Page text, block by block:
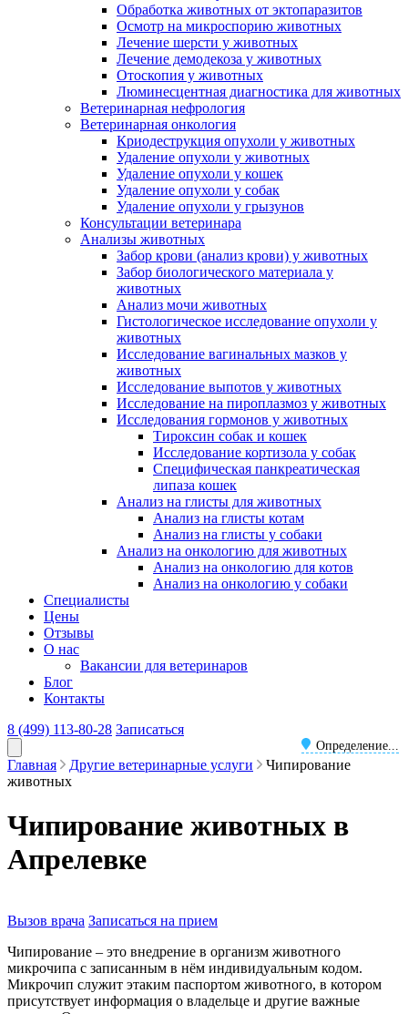
Обработка животных от эктопаразитов
Осмотр на микроспорию животных
Лечение шерсти у животных
Лечение демодекоза у животных
Отоскопия у животных
Люминесцентная диагностика для животных
Ветеринарная нефрология
Ветеринарная онкология
Криодеструкция опухоли у животных
Удаление опухоли у животных
Удаление опухоли у кошек
Удаление опухоли у собак
Удаление опухоли у грызунов
Консультации ветеринара
Анализы животных
Забор крови (анализ крови) у животных
Забор биологического материала у
животных
Анализ мочи животных
Гистологическое исследование опухоли у
животных
Исследование вагинальных мазков у
животных
Исследование выпотов у животных
Исследование на пироплазмоз у животных
Исследования гормонов у животных
Тироксин собак и кошек
Исследование кортизола у собак
Специфическая панкреатическая
липаза кошек
Анализ на глисты для животных
Анализ на глисты котам
Анализ на глисты у собаки
Анализ на онкологию для животных
Анализ на онкологию для котов
Анализ на онкологию у собаки
Специалисты
Цены
Отзывы
О нас
Вакансии для ветеринаров
Блог
Контакты
8 (499) 113-80-28
Определение...
Записаться
Главная Другие ветеринарные услуги
Чипирование
животных
Чипирование животных в
Апрелевке
Вызов врача Записаться на прием
Чипирование – это внедрение в организм животного
микрочипа с записанным в нём индивидуальным кодом.
Микрочип служит этаким паспортом животного, в котором
присутствует информация о владельце и другие важные